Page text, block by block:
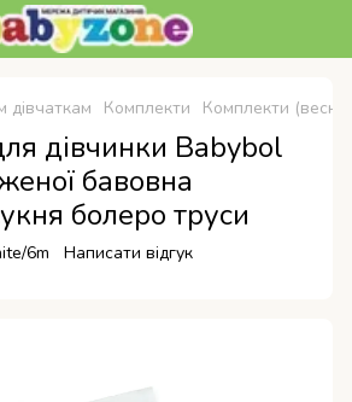
Комплекти Комплекти
дівчинки Babybol
бавовна
болеро труси
6m Написати відгук